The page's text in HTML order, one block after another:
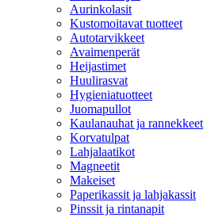
Aurinkolasit
Kustomoitavat tuotteet
Autotarvikkeet
Avaimenperät
Heijastimet
Huulirasvat
Hygieniatuotteet
Juomapullot
Kaulanauhat ja rannekkeet
Korvatulpat
Lahjalaatikot
Magneetit
Makeiset
Paperikassit ja lahjakassit
Pinssit ja rintanapit